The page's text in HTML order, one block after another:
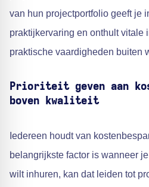
van hun projectportfolio geeft je
praktijkervaring en onthult vitale
praktische vaardigheden buiten
Prioriteit geven aan
boven kwaliteit
Iedereen houdt van
belangrijkste factor is wanneer
wilt inhuren, kan dat leiden tot